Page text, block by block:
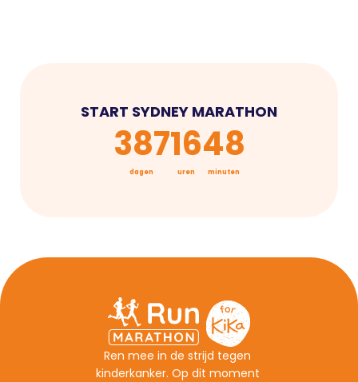
START SYDNEY MARATHON
387
dagen
16
uren
48
minuten
Ren mee in de strijd tegen
kinderkanker. Op dit moment